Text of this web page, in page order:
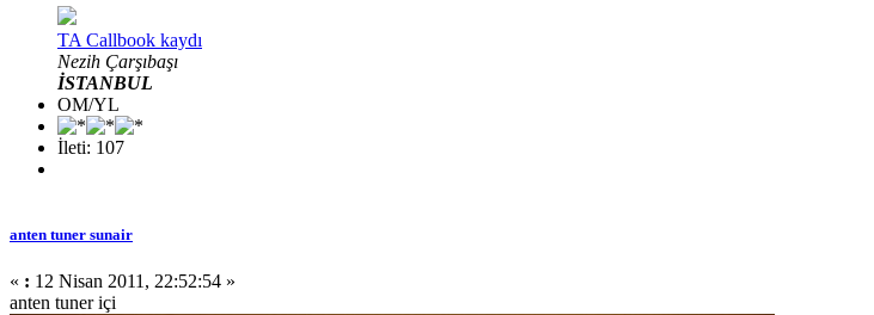
TA Callbook kaydı
Nezih Çarşıbaşı
İSTANBUL
OM/YL
İleti: 107
anten tuner sunair
« : 12 Nisan 2011, 22:52:54 »
anten tuner içi